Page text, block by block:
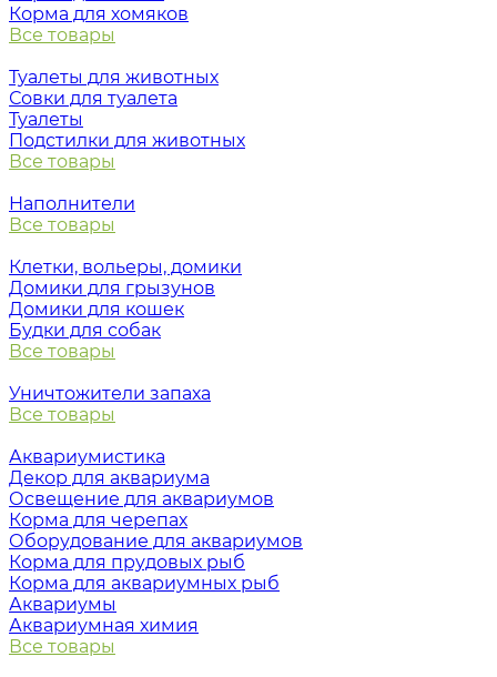
Корма для хомяков
Все товары
Туалеты для животных
Совки для туалета
Туалеты
Подстилки для животных
Все товары
Наполнители
Все товары
Клетки, вольеры, домики
Домики для грызунов
Домики для кошек
Будки для собак
Все товары
Уничтожители запаха
Все товары
Аквариумистика
Декор для аквариума
Освещение для аквариумов
Корма для черепах
Оборудование для аквариумов
Корма для прудовых рыб
Корма для аквариумных рыб
Аквариумы
Аквариумная химия
Все товары